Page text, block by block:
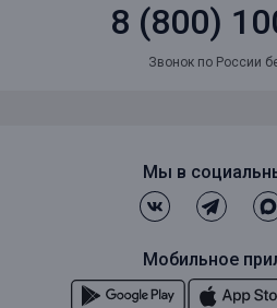
8 (800)
Звонок по России
Мы в
Мобильное